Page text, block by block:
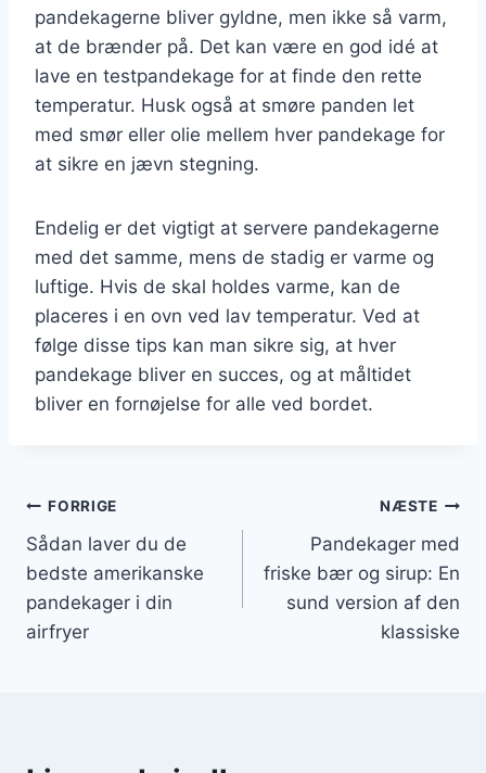
pandekagerne bliver gyldne, men ikke så varm,
at de brænder på. Det kan være en god idé at
lave en testpandekage for at finde den rette
temperatur. Husk også at smøre panden let
med smør eller olie mellem hver pandekage for
at sikre en jævn stegning.
Endelig er det vigtigt at servere pandekagerne
med det samme, mens de stadig er varme og
luftige. Hvis de skal holdes varme, kan de
placeres i en ovn ved lav temperatur. Ved at
følge disse tips kan man sikre sig, at hver
pandekage bliver en succes, og at måltidet
bliver en fornøjelse for alle ved bordet.
Indlægsnavigation
FORRIGE
Sådan laver du de
bedste amerikanske
pandekager i din
airfryer
NÆSTE
Pandekager med
friske bær og sirup: En
sund version af den
klassiske